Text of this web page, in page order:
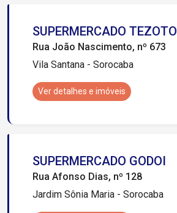
SUPERMERCADO TEZOTO
Rua João Nascimento, nº 673
Vila Santana - Sorocaba
Ver detalhes e imóveis
SUPERMERCADO GODOI
Rua Afonso Dias, nº 128
Jardim Sônia Maria - Sorocaba